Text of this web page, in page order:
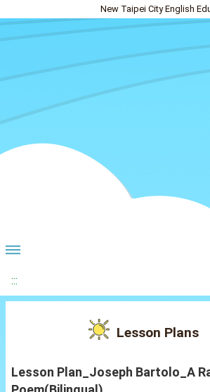
New Taipei City English
:::
Lesson Plans
Lesson Plan_Joseph Bartolo_A